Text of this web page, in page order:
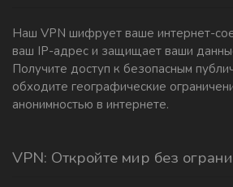
Наш VPN шифрует ваше интернет-
ваш IP-адрес и защищает ваши
Получите доступ к безопасным
обходите географические
анонимностью в интернете.
VPN: Откройте мир без